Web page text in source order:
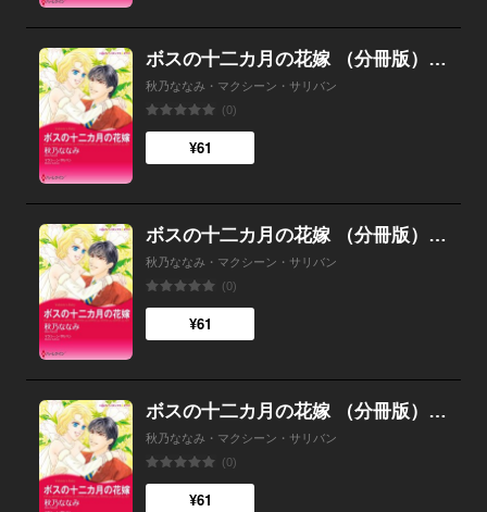
ボスの十二カ月の花嫁 （分冊版）4話
秋乃ななみ・マクシーン・サリバン
(0)
¥61
ボスの十二カ月の花嫁 （分冊版）3話
秋乃ななみ・マクシーン・サリバン
(0)
¥61
ボスの十二カ月の花嫁 （分冊版）2話
秋乃ななみ・マクシーン・サリバン
(0)
¥61